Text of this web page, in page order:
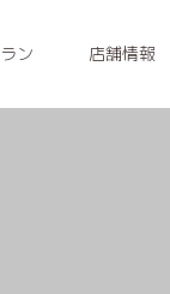
ン 店舗情報